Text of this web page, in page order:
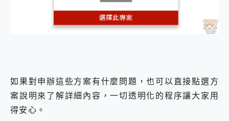
如果對申辦這些方案有什麼問題，也可以直接點選方
案說明來了解詳細內容，一切透明化的程序讓大家用
得安心。